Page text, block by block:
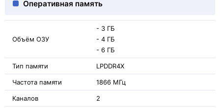
Оперативная память
Объём ОЗУ
- 3 ГБ
- 4 ГБ
- 6 ГБ
Тип памяти LPDDR4X
Частота памяти 1866 МГц
Каналов 2